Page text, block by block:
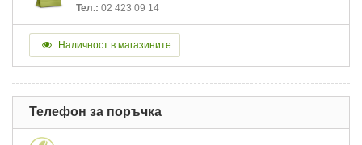
Тел.: 02 423 09 14
Наличност в магазините
Телефон за поръчка